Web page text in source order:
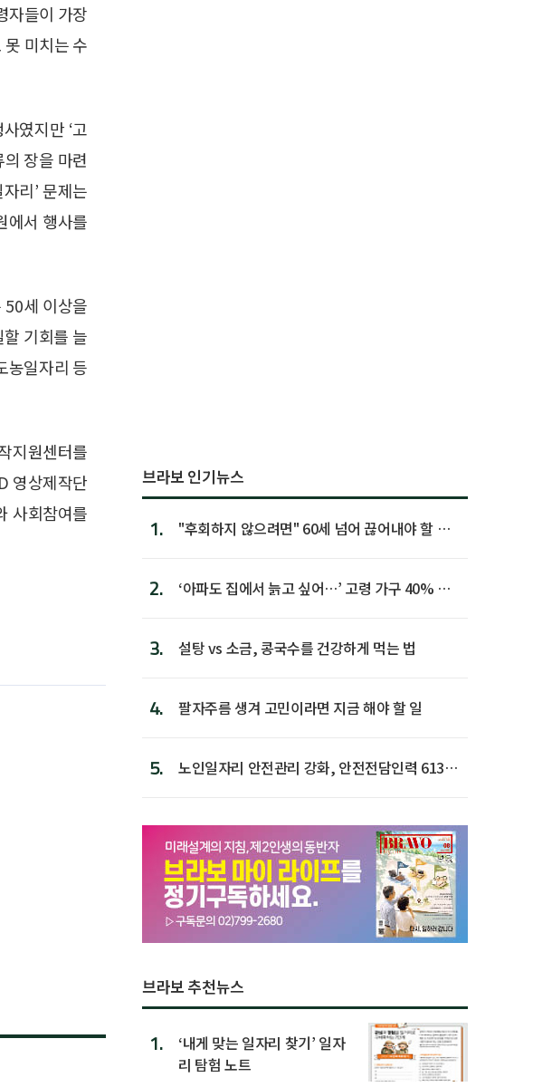
자들이 가장
미치는 수
였지만 ‘고
장을 마련
리’ 문제는
에서 행사를
50세 이상을
기회를 늘
농일자리 등
지원센터를
영상제작단
사회참여를
브라보 인기뉴스
1.
"후회하지 않으려면" 60세 넘어 끊어내야 할 사
2.
‘아파도 집에서 늙고 싶어…’ 고령 가구 40% 노
3. 설탕 vs 소금, 콩국수를 건강하게 먹는 법
4. 팔자주름 생겨 고민이라면 지금 해야 할 일
5.
노인일자리 안전관리 강화, 안전전담인력 613명
브라보 추천뉴스
1.
‘내게 맞는 일자리 찾기’ 일자
리 탐험 노트